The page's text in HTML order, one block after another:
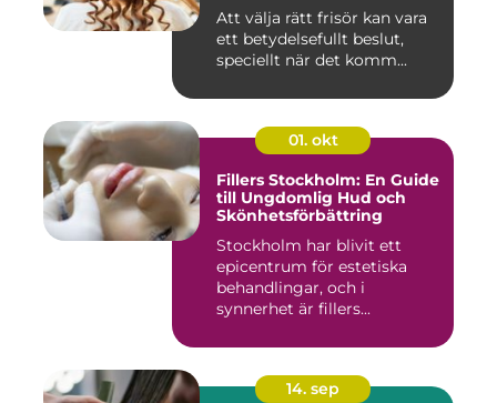
Att välja rätt frisör kan vara
ett betydelsefullt beslut,
speciellt när det komm...
01. okt
Fillers Stockholm: En Guide
till Ungdomlig Hud och
Skönhetsförbättring
Stockholm har blivit ett
epicentrum för estetiska
behandlingar, och i
synnerhet är fillers...
14. sep